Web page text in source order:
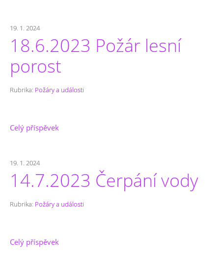
19. 1. 2024
18.6.2023 Požár lesní
porost
Rubrika: Požáry a události
Celý příspěvek
19. 1. 2024
14.7.2023 Čerpání vody
Rubrika: Požáry a události
Celý příspěvek